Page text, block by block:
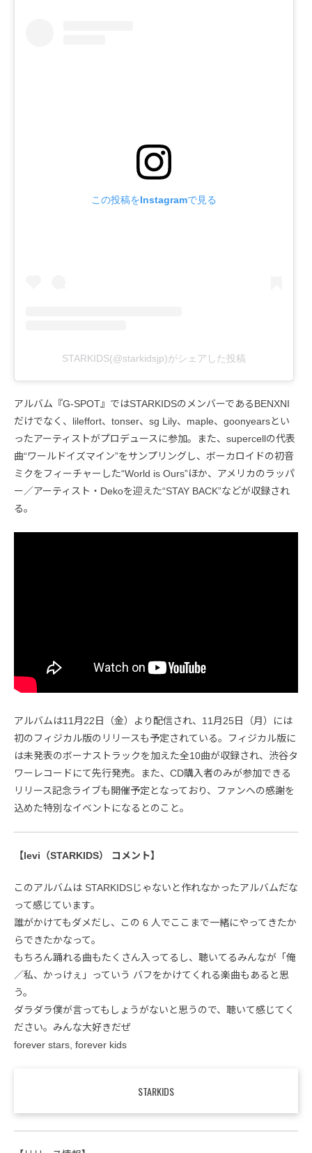
この投稿をInstagramで見る
STARKIDS(@starkidsjp)がシェアした投稿
アルバム『G-SPOT』ではSTARKIDSのメンバーであるBENXNI
だけでなく、lileffort、tonser、sg Lily、maple、goonyearsとい
ったアーティストがプロデュースに参加。また、supercellの代表
曲“ワールドイズマイン”をサンプリングし、ボーカロイドの初音
ミクをフィーチャーした“World is Ours”ほか、アメリカのラッパ
ー／アーティスト・Dekoを迎えた“STAY BACK”などが収録され
る。
アルバムは11月22日（金）より配信され、11月25日（月）には
初のフィジカル版のリリースも予定されている。フィジカル版に
は未発表のボーナストラックを加えた全10曲が収録され、渋谷タ
ワーレコードにて先行発売。また、CD購入者のみが参加できる
リリース記念ライブも開催予定となっており、ファンへの感謝を
込めた特別なイベントになるとのこと。
【levi（STARKIDS） コメント】
このアルバムは STARKIDSじゃないと作れなかったアルバムだな
って感じています。
誰がかけてもダメだし、この 6 人でここまで一緒にやってきたか
らできたかなって。
もちろん踊れる曲もたくさん入ってるし、聴いてるみんなが「俺
／私、かっけぇ」っていう バフをかけてくれる楽曲もあると思
う。
ダラダラ僕が言ってもしょうがないと思うので、聴いて感じてく
ださい。みんな大好きだぜ
forever stars, forever kids
STARKIDS